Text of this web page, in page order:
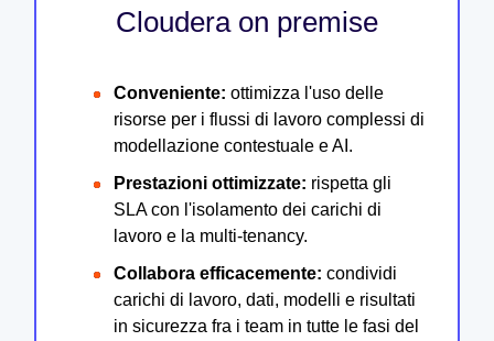
Cloudera on premise
Conveniente: ottimizza l'uso delle
risorse per i flussi di lavoro complessi di
modellazione contestuale e AI.
Prestazioni ottimizzate: rispetta gli
SLA con l'isolamento dei carichi di
lavoro e la multi-tenancy.
Collabora efficacemente: condividi
carichi di lavoro, dati, modelli e risultati
in sicurezza fra i team in tutte le fasi del